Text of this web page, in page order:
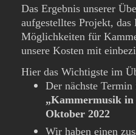
Das Ergebnis unserer
aufgestelltes Projekt, das
Möglichkeiten für
unsere Kosten mit
Hier das Wichtigste im
Der nächste
„Kammermusik in
Oktober 2022
Wir haben einen